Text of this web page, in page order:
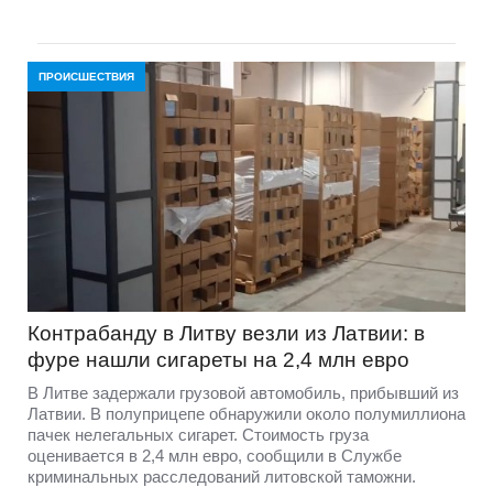
ПРОИСШЕСТВИЯ
Контрабанду в Литву везли из Латвии: в
фуре нашли сигареты на 2,4 млн евро
В Литве задержали грузовой автомобиль, прибывший из
Латвии. В полуприцепе обнаружили около полумиллиона
пачек нелегальных сигарет. Стоимость груза
оценивается в 2,4 млн евро, сообщили в Службе
криминальных расследований литовской таможни.